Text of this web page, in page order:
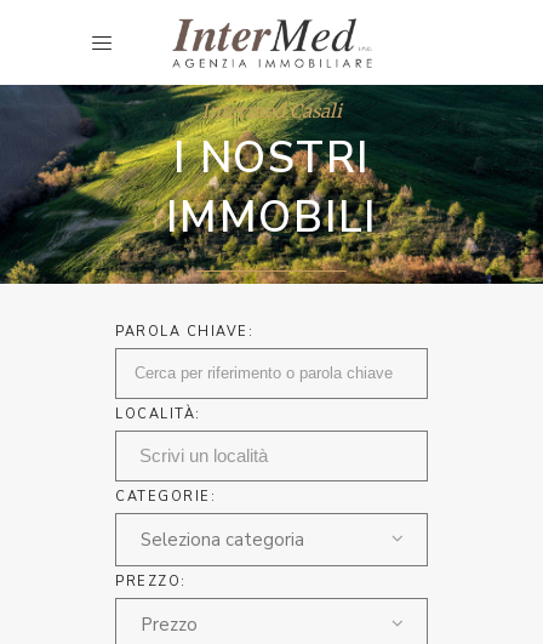
Intermed Casali
I NOSTRI
IMMOBILI
PAROLA CHIAVE:
LOCALITÀ:
CATEGORIE:
Seleziona categoria
PREZZO:
Prezzo